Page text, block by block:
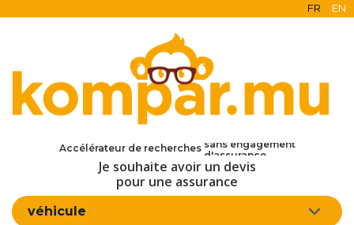
FR EN
Accélérateur de recherches
en ligne
d'assurance
Je souhaite avoir un devis
pour une assurance
véhicule